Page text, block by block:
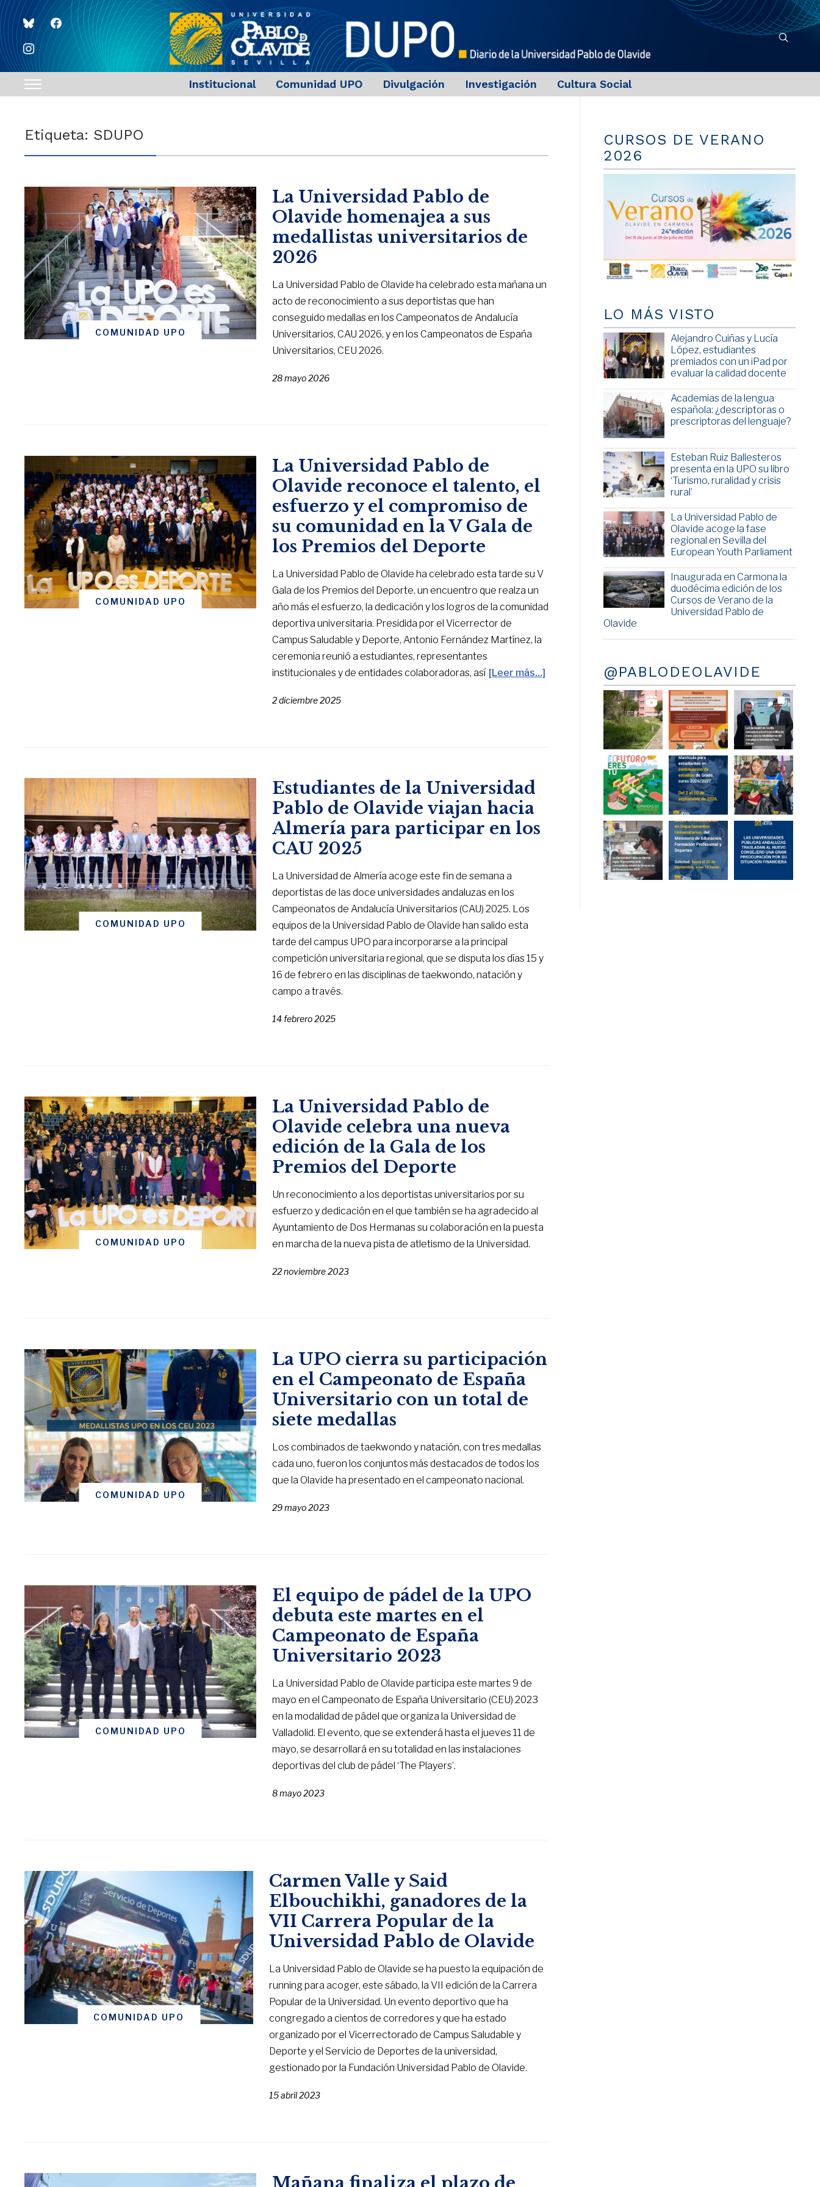
blueskyfacebook
instagram
Toggle
navigation
Institucional Comunidad UPO Divulgación Investigación Cultura Social
Etiqueta: SDUPO
COMUNIDAD UPO
La Universidad Pablo de
Olavide homenajea a sus
medallistas universitarios de
2026
La Universidad Pablo de Olavide ha celebrado esta mañana un
acto de reconocimiento a sus deportistas que han
conseguido medallas en los Campeonatos de Andalucía
Universitarios, CAU 2026, y en los Campeonatos de España
Universitarios, CEU 2026.
28 mayo 2026
COMUNIDAD UPO
La Universidad Pablo de
Olavide reconoce el talento, el
esfuerzo y el compromiso de
su comunidad en la V Gala de
los Premios del Deporte
La Universidad Pablo de Olavide ha celebrado esta tarde su V
Gala de los Premios del Deporte, un encuentro que realza un
año más el esfuerzo, la dedicación y los logros de la comunidad
deportiva universitaria. Presidida por el Vicerrector de
Campus Saludable y Deporte, Antonio Fernández Martínez, la
ceremonia reunió a estudiantes, representantes
institucionales y de entidades colaboradoras, así [Leer más…]
2 diciembre 2025
COMUNIDAD UPO
Estudiantes de la Universidad
Pablo de Olavide viajan hacia
Almería para participar en los
CAU 2025
La Universidad de Almería acoge este fin de semana a
deportistas de las doce universidades andaluzas en los
Campeonatos de Andalucía Universitarios (CAU) 2025. Los
equipos de la Universidad Pablo de Olavide han salido esta
tarde del campus UPO para incorporarse a la principal
competición universitaria regional, que se disputa los días 15 y
16 de febrero en las disciplinas de taekwondo, natación y
campo a través.
14 febrero 2025
COMUNIDAD UPO
La Universidad Pablo de
Olavide celebra una nueva
edición de la Gala de los
Premios del Deporte
Un reconocimiento a los deportistas universitarios por su
esfuerzo y dedicación en el que también se ha agradecido al
Ayuntamiento de Dos Hermanas su colaboración en la puesta
en marcha de la nueva pista de atletismo de la Universidad.
22 noviembre 2023
COMUNIDAD UPO
La UPO cierra su participación
en el Campeonato de España
Universitario con un total de
siete medallas
Los combinados de taekwondo y natación, con tres medallas
cada uno, fueron los conjuntos más destacados de todos los
que la Olavide ha presentado en el campeonato nacional.
29 mayo 2023
COMUNIDAD UPO
El equipo de pádel de la UPO
debuta este martes en el
Campeonato de España
Universitario 2023
La Universidad Pablo de Olavide participa este martes 9 de
mayo en el Campeonato de España Universitario (CEU) 2023
en la modalidad de pádel que organiza la Universidad de
Valladolid. El evento, que se extenderá hasta el jueves 11 de
mayo, se desarrollará en su totalidad en las instalaciones
deportivas del club de pádel ‘The Players’.
8 mayo 2023
COMUNIDAD UPO
Carmen Valle y Said
Elbouchikhi, ganadores de la
VII Carrera Popular de la
Universidad Pablo de Olavide
La Universidad Pablo de Olavide se ha puesto la equipación de
running para acoger, este sábado, la VII edición de la Carrera
Popular de la Universidad. Un evento deportivo que ha
congregado a cientos de corredores y que ha estado
organizado por el Vicerrectorado de Campus Saludable y
Deporte y el Servicio de Deportes de la universidad,
gestionado por la Fundación Universidad Pablo de Olavide.
15 abril 2023
CURSOS DE VERANO
2026
LO MÁS VISTO
Alejandro Cuiñas y Lucía
López, estudiantes
premiados con un iPad por
evaluar la calidad docente
Academias de la lengua
española: ¿descriptoras o
prescriptoras del lenguaje?
Esteban Ruiz Ballesteros
presenta en la UPO su libro
‘Turismo, ruralidad y crisis
rural’
La Universidad Pablo de
Olavide acoge la fase
regional en Sevilla del
European Youth Parliament
Inaugurada en Carmona la
duodécima edición de los
Cursos de Verano de la
Universidad Pablo de
Olavide
@PABLODEOLAVIDE